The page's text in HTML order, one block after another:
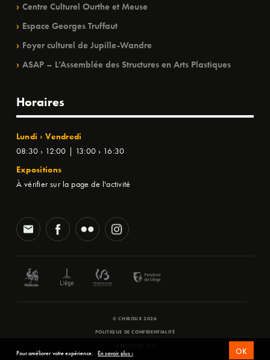
Centre Culturel Ourthe et Meuse
Espace Georges Truffaut
Foyer culturel de Jupille-Wandre
ASAP – L’Assemblée des Structures en Arts Plastiques
Horaires
Lundi › Vendredi
08:30 › 12:00 | 13:00 › 16:30
Expositions
À vérifier sur la page de l'activité
© CHIROUX 2026
POLITIQUE DE CONFIDENTIALITÉ
Pour améliorer votre expérience. En savoir plus › OK